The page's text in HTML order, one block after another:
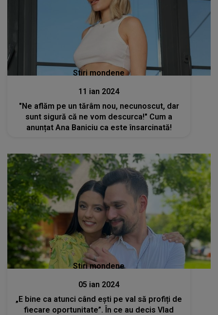
Stiri mondene
11 ian 2024
"Ne aflăm pe un tărâm nou, necunoscut, dar
sunt sigură că ne vom descurca!" Cum a
anunțat Ana Baniciu ca este însarcinată!
Stiri mondene
05 ian 2024
„E bine ca atunci când ești pe val să profiți de
fiecare oportunitate”. În ce au decis Vlad